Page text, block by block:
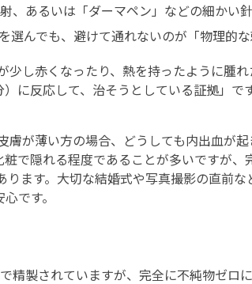
自閉症
当院について
価格について
診察予約
、あるいは「ダーマペン」などの細かい
選んでも、避けて通れないのが「物理的な
少し赤くなったり、熱を持ったように腫
に反応して、治そうとしている証拠」で
膚が薄い方の場合、どうしても内出血が
で隠れる程度であることが多いですが、
ます。大切な結婚式や写真撮影の直前な
です。
精製されていますが、完全に不純物ゼロ